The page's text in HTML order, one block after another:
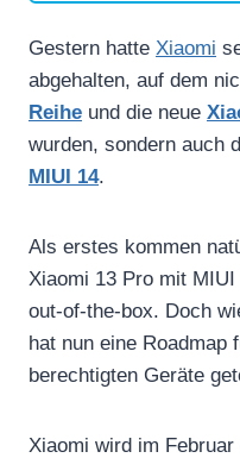
Gestern hatte Xiaomi
abgehalten, auf dem
Reihe und die neue
wurden, sondern auch
MIUI 14.
Als erstes kommen
Xiaomi 13 Pro mit
out-of-the-box. Doch
hat nun eine Roadmap
berechtigten Geräte
Xiaomi wird im